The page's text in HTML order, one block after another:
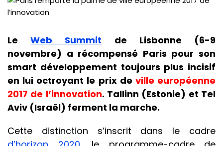
LeWeb Summit de Lisbonne (6-9
novembre) a récompensé Paris pour son
smart développement toujours plus incisif
en lui octroyant le prix de ville européenne
2017 de l’innovation. Tallinn (Estonie) et Tel
Aviv (Israël) ferment la marche.
Cette distinction s’inscrit dans le cadre